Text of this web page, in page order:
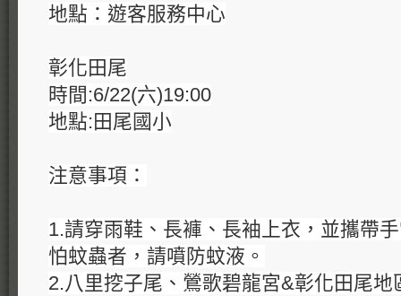
地點：遊客服務中心
彰化田尾
時間:6/22(六)19:00
地點:田尾國小
注意事項：
1.請穿雨鞋、長褲、長袖上衣，並攜帶
怕蚊蟲者，請噴防蚊液。
2.八里挖子尾、鶯歌碧龍宮&彰化田尾地